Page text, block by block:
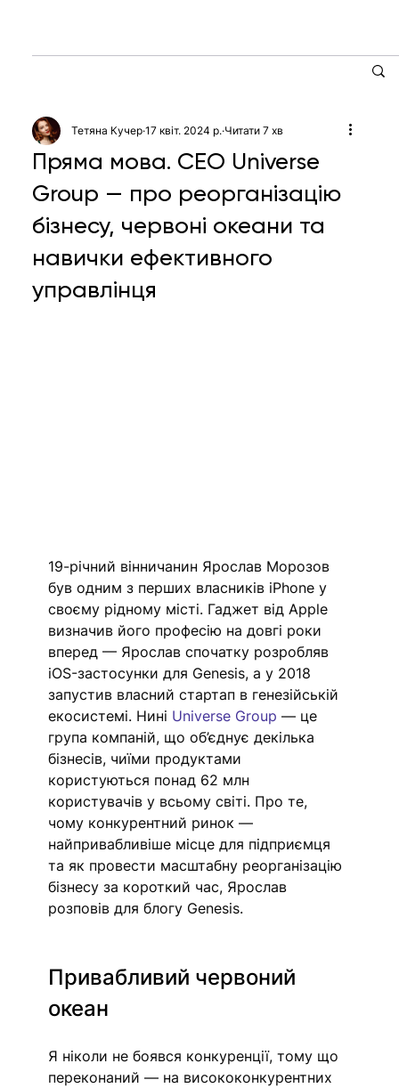
Пряма мова. СЕО Universe
Group — про реорганізацію
бізнесу, червоні океани та
навички ефективного
управлінця
Тетяна Кучер 17 квіт. 2024 р. Читати 7 хв
19-річний вінничанин Ярослав Морозов
був одним з перших власників iPhone у
своєму рідному місті. Гаджет від Apple
визначив його професію на довгі роки
вперед — Ярослав спочатку розробляв
iOS-застосунки для Genesis, а у 2018
запустив власний стартап в генезійській
екосистемі. Нині Universe Group — це
група компаній, що об’єднує декілька
бізнесів, чиїми продуктами
користуються понад 62 млн
користувачів у всьому світі. Про те,
чому конкурентний ринок —
найпривабливіше місце для підприємця
та як провести масштабну реорганізацію
бізнесу за короткий час, Ярослав
розповів для блогу Genesis.
Привабливий червоний
океан
Я ніколи не боявся конкуренції, тому що
переконаний — на висококонкурентних